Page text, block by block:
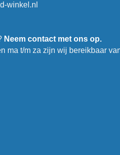
winkel.nl
Neem contact met ons op.
ma t/m za zijn wij bereikbaar